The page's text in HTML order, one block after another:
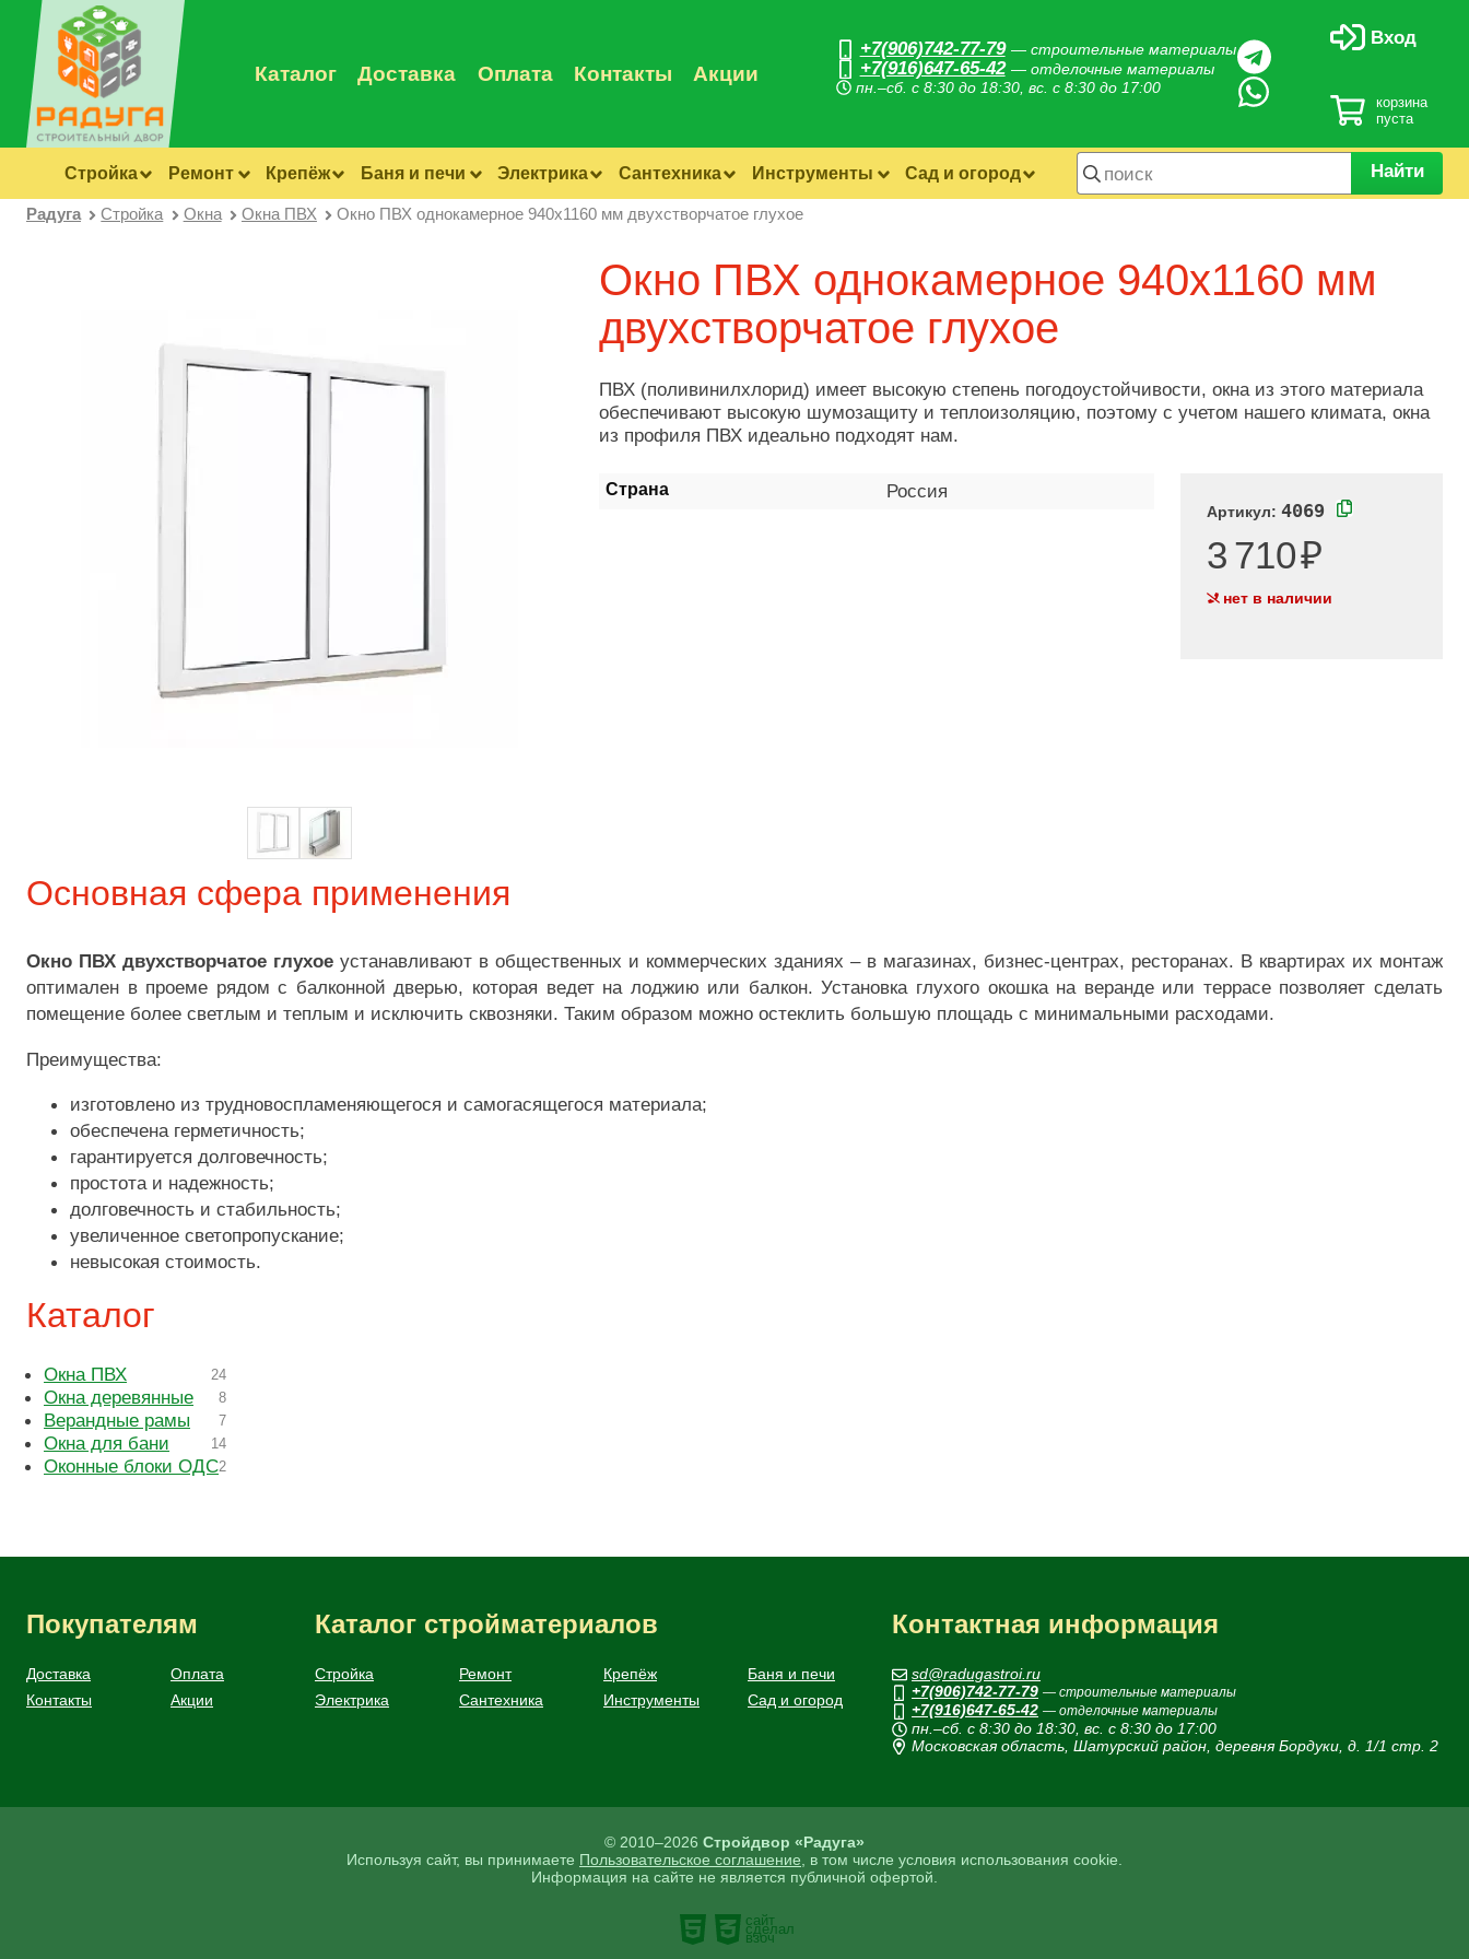
+7(906)742-77-79 — строительные материалы
+7(916)647-65-42 — отделочные материалы
пн.–сб. с 8:30 до 18:30, вс. с 8:30 до 17:00
Каталог Доставка Оплата Контакты Акции
Вход
корзина
пуста
Стройка Ремонт Крепёж Баня и печи Электрика Сантехника Инструменты Сад и огород Найти
Радуга Стройка Окна Окна ПВХ Окно ПВХ однокамерное 940х1160 мм двухстворчатое глухое
Окно ПВХ однокамерное 940х1160 мм
двухстворчатое глухое
Артикул: 4069
3 710
нет в наличии
Страна Россия
ПВХ (поливинилхлорид) имеет высокую степень погодоустойчивости, окна из этого материала
обеспечивают высокую шумозащиту и теплоизоляцию, поэтому с учетом нашего климата, окна
из профиля ПВХ идеально подходят нам.
Основная сфера применения
Окно ПВХ двухстворчатое глухое устанавливают в общественных и коммерческих зданиях – в магазинах, бизнес-центрах, ресторанах. В квартирах их монтаж
оптимален в проеме рядом с балконной дверью, которая ведет на лоджию или балкон. Установка глухого окошка на веранде или террасе позволяет сделать
помещение более светлым и теплым и исключить сквозняки. Таким образом можно остеклить большую площадь с минимальными расходами.
Преимущества:
изготовлено из трудновоспламеняющегося и самогасящегося материала;
обеспечена герметичность;
гарантируется долговечность;
простота и надежность;
долговечность и стабильность;
увеличенное светопропускание;
невысокая стоимость.
Каталог
Окна ПВХ 24
Окна деревянные 8
Верандные рамы 7
Окна для бани 14
Оконные блоки ОДС2
© 2010–2026 Стройдвор «Радуга»
Используя сайт, вы принимаете Пользовательское соглашение, в том числе условия использования cookie.
Информация на сайте не является публичной офертой.
Покупателям
Доставка
Оплата
Контакты
Акции
Каталог стройматериалов
Стройка Ремонт Крепёж
Баня и печи
Электрика
Сантехника Инструменты Сад и огород
Контактная информация
sd@radugastroi.ru
+7(906)742-77-79 — строительные материалы
+7(916)647-65-42 — отделочные материалы
пн.–сб. с 8:30 до 18:30, вс. с 8:30 до 17:00
Московская область, Шатурский район, деревня Бордуки, д. 1/1 стр. 2